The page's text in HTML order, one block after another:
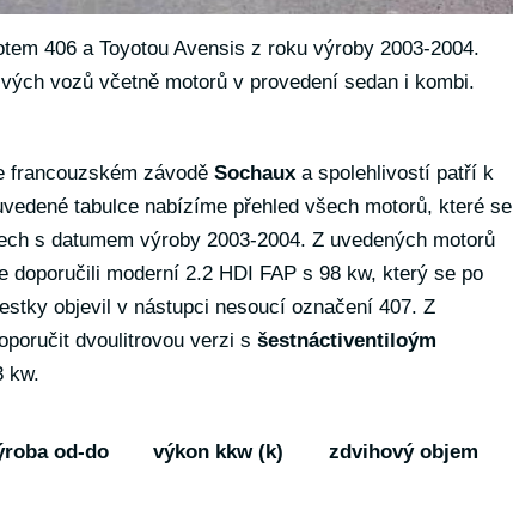
406 a Toyotou Avensis z roku výroby 2003-2004.
vozů včetně motorů v provedení sedan i kombi.
francouzském závodě Sochaux a spolehlivostí patří k
tabulce nabízíme přehled všech motorů, které se
s datumem výroby 2003-2004. Z uvedených motorů
doporučili moderní 2.2 HDI FAP s 98 kw, který se po
objevil v nástupci nesoucí označení 407. Z
dvoulitrovou verzi s šestnáctiventiloým
kw.
od-do výkon kkw (k) zdvihový objem